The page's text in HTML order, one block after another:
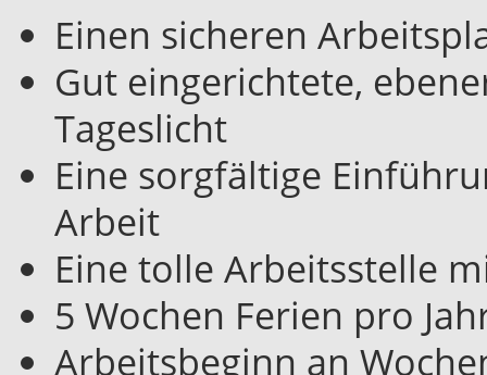
Einen sicheren
Gut eingerichtete,
Tageslicht
Eine sorgfältige
Arbeit
Eine tolle Arbeitsstelle
5 Wochen Ferien pro
Arbeitsbeginn an